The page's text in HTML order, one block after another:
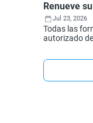
Renueve
Jul 23, 2026
Todas las
autorizado